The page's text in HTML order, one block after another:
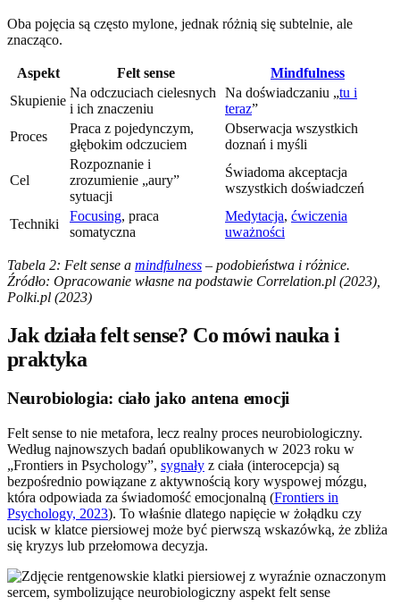
Oba pojęcia są często mylone, jednak różnią się subtelnie, ale
znacząco.
Aspekt Felt sense
Mindfulness
Skupienie
Na odczuciach cielesnych
i ich znaczeniu
Na doświadczaniu „tu i
teraz”
Proces
Praca z pojedynczym,
głębokim odczuciem
Obserwacja wszystkich
doznań i myśli
Cel
Rozpoznanie i
zrozumienie „aury”
sytuacji
Świadoma akceptacja
wszystkich doświadczeń
Techniki
Focusing, praca
somatyczna
Medytacja, ćwiczenia
uważności
Tabela 2: Felt sense a mindfulness – podobieństwa i różnice.
Źródło: Opracowanie własne na podstawie Correlation.pl (2023),
Polki.pl (2023)
Jak działa felt sense? Co mówi nauka i
praktyka
Neurobiologia: ciało jako antena emocji
Felt sense to nie metafora, lecz realny proces neurobiologiczny.
Według najnowszych badań opublikowanych w 2023 roku w
„Frontiers in Psychology”, sygnały z ciała (interocepcja) są
bezpośrednio powiązane z aktywnością kory wyspowej mózgu,
która odpowiada za świadomość emocjonalną (Frontiers in
Psychology, 2023). To właśnie dlatego napięcie w żołądku czy
ucisk w klatce piersiowej może być pierwszą wskazówką, że zbliża
się kryzys lub przełomowa decyzja.